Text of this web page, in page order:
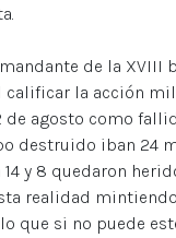
de la XVIII
calificar la acción
de agosto como
destruido iban 24
y 8 quedaron
realidad
que si no puede